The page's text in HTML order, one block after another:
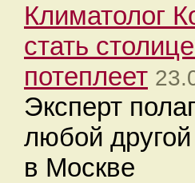
Климатолог
стать
потеплеет
Эксперт
любой
в Москве